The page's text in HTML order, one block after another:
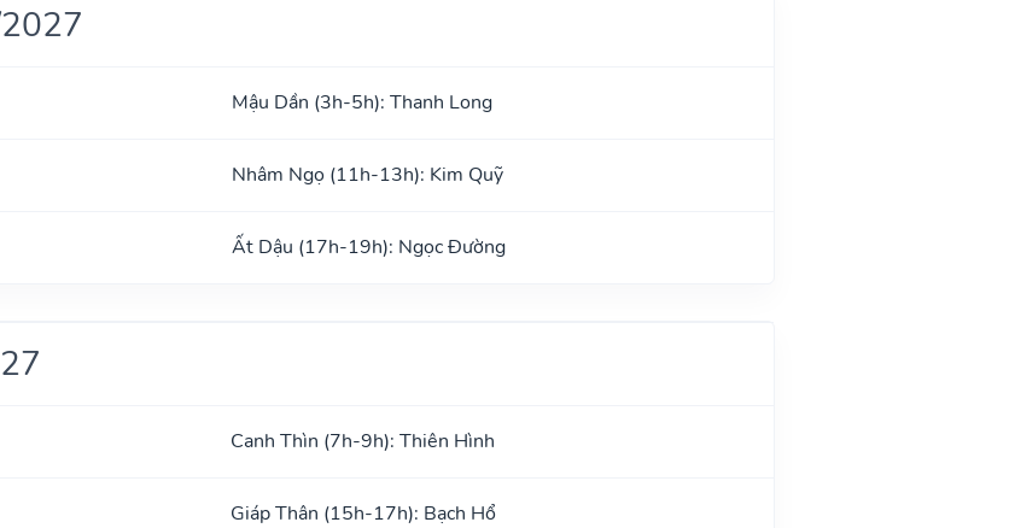
Mậu Dần (3h-5h): Thanh Long
Nhâm Ngọ (11h-13h): Kim Quỹ
Ất Dậu (17h-19h): Ngọc Đường
Canh Thìn (7h-9h): Thiên Hình
Giáp Thân (15h-17h): Bạch Hổ